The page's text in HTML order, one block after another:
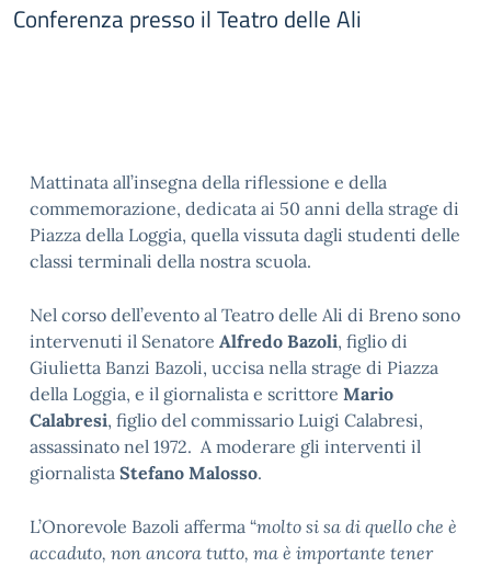
Conferenza presso il Teatro delle Ali
Mattinata all’insegna della riflessione e della
commemorazione, dedicata ai 50 anni della strage di
Piazza della Loggia, quella vissuta dagli studenti delle
classi terminali della nostra scuola.
Nel corso dell’evento al Teatro delle Ali di Breno sono
intervenuti il Senatore Alfredo Bazoli, figlio di
Giulietta Banzi Bazoli, uccisa nella strage di Piazza
della Loggia, e il giornalista e scrittore Mario
Calabresi, figlio del commissario Luigi Calabresi,
assassinato nel 1972. A moderare gli interventi il
giornalista Stefano Malosso.
L’Onorevole Bazoli afferma “molto si sa di quello che è
accaduto, non ancora tutto, ma è importante tener